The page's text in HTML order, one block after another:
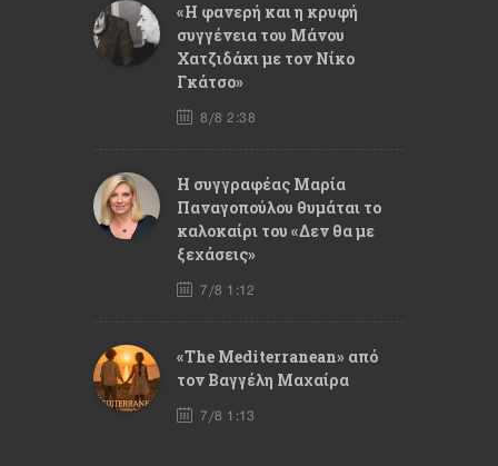
«Η φανερή και η κρυφή
συγγένεια του Μάνου
Χατζιδάκι με τον Νίκο
Γκάτσο»
8/8 2:38
Η συγγραφέας Μαρία
Παναγοπούλου θυμάται το
καλοκαίρι του «Δεν θα με
ξεχάσεις»
7/8 1:12
«The Mediterranean» από
τον Βαγγέλη Μαχαίρα
7/8 1:13